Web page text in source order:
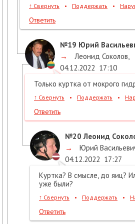
↑ Свернуть • Поддержать •
Ответить
№19 Юрий
→
Леонид Соколов,
04.12.2022 17:10
Только куртка от мокрого
↑ Свернуть • Поддержать •
Ответить
№20 Леонид
→
Юрий
04.12.2022 17:27
Куртка? В смысле, до яиц?
уже были?
↑ Свернуть • Поддержать •
Ответить